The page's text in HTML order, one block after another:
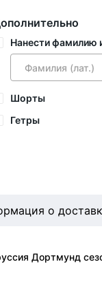
Нанести фамилию
Шорты
Гетры
Дортмунд
о